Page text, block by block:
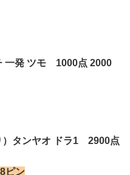
一発 ツモ 1000点 2000
）タンヤオ ドラ1 2900点
ピン